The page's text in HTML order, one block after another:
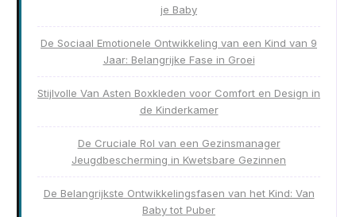
je Baby
De Sociaal Emotionele Ontwikkeling van een Kind van 9
Jaar: Belangrijke Fase in Groei
Stijlvolle Van Asten Boxkleden voor Comfort en Design in
de Kinderkamer
De Cruciale Rol van een Gezinsmanager
Jeugdbescherming in Kwetsbare Gezinnen
De Belangrijkste Ontwikkelingsfasen van het Kind: Van
Baby tot Puber